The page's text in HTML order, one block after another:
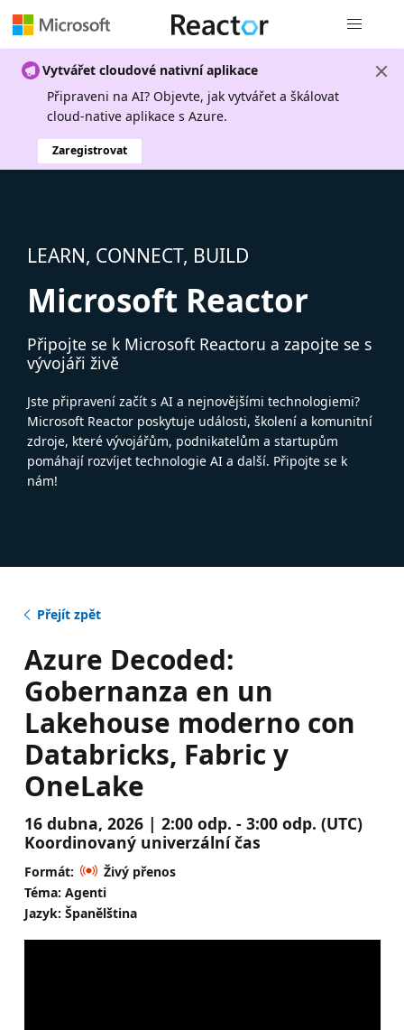
Vytvářet cloudové nativní aplikace
Připraveni na AI? Objevte, jak vytvářet a škálovat
cloud-native aplikace s Azure.
Zaregistrovat
LEARN, CONNECT, BUILD
Microsoft Reactor
Připojte se k Microsoft Reactoru a zapojte se s
vývojáři živě
Jste připravení začít s AI a nejnovějšími technologiemi?
Microsoft Reactor poskytuje události, školení a komunitní
zdroje, které vývojářům, podnikatelům a startupům
pomáhají rozvíjet technologie AI a další. Připojte se k
nám!
Přejít zpět
Azure Decoded:
Gobernanza en un
Lakehouse moderno con
Databricks, Fabric y
OneLake
16 dubna, 2026 | 2:00 odp. - 3:00 odp. (UTC)
Koordinovaný univerzální čas
Formát:
Živý přenos
Téma: Agenti
Jazyk: Španělština